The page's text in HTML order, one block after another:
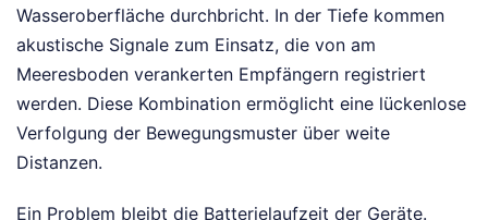
Wasseroberfläche durchbricht. In der Tiefe kommen
akustische Signale zum Einsatz, die von am
Meeresboden verankerten Empfängern registriert
werden. Diese Kombination ermöglicht eine lückenlose
Verfolgung der Bewegungsmuster über weite
Distanzen.
Ein Problem bleibt die Batterielaufzeit der Geräte.